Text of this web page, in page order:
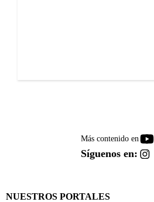
Más contenido en
Síguenos en:
NUESTROS PORTALES